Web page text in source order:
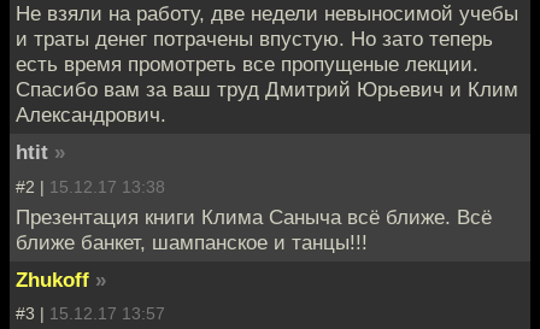
Не взяли на работу, две недели невыносимой учебы
и траты денег потрачены впустую. Но зато теперь
есть время промотреть все пропущеные лекции.
Спасибо вам за ваш труд Дмитрий Юрьевич и Клим
Александрович.
htit »
#2 | 15.12.17 13:38
Презентация книги Клима Саныча всё ближе. Всё
ближе банкет, шампанское и танцы!!!
Zhukoff »
#3 | 15.12.17 13:57